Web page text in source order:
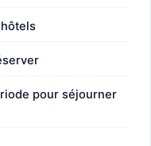
pour séjourner